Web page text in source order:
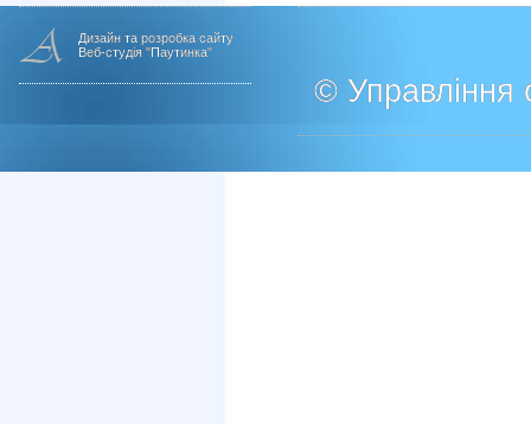
Дизайн та розробка сайту
Веб-студія "Паутинка"
© Управління